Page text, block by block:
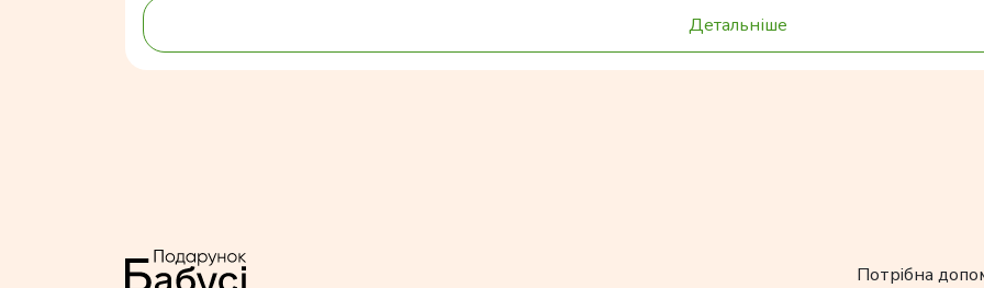
Детальніше
Потрібна